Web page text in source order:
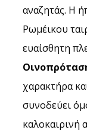
αναζητάς. Η
Ρωμέικου
ευαίσθητη
χαρακτήρα
συνοδεύει
καλοκαιρινή